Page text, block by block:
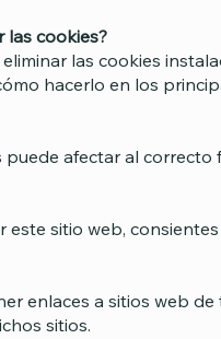
las cookies?
las cookies
hacerlo en los
puede afectar al
sitio web,
enlaces a sitios web
sitios.